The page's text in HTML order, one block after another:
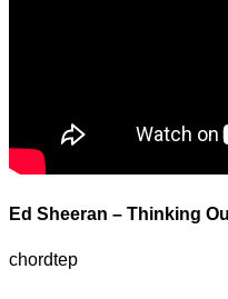
Ed Sheeran – Thinking
chordtep